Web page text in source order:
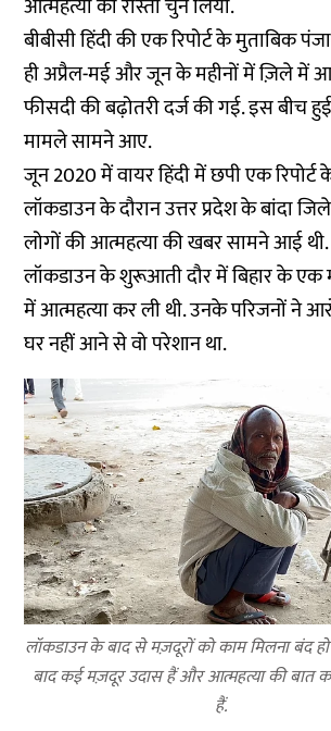
बीबीसी हिंदी की एकरिपोर्टके मुताबिक
ही अप्रैल-मई और जून के महीनों में ज़िले में
फीसदी की बढ़ोतरी दर्ज की गई. इस बीच
मामले सामने आए.
जून 2020 में वायर हिंदी में छपी एकरिपोर्ट
लॉकडाउन के दौरान उत्तर प्रदेश के बांदा
लोगों की आत्महत्या की खबर सामने आई थी.
लॉकडाउन के शुरूआती दौर में बिहार के एक
मेंआत्महत्याकर ली थी. उनके परिजनों ने
घर नहीं आने से वो परेशान था.
लॉकडाउन के बाद से मज़दूरों को काम मिलना बंद
बाद कई मज़दूर उदास हैं और आत्महत्या की बात
हैं.